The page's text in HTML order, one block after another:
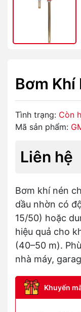
Bơm Khí
Tình trạng: Còn
Mã sản phẩm:
Liên hệ
Bơm khí nén
dầu nhờn có
15/50) hoặc
hiệu quả cho
(40–50 m).
nhà máy,
Khuyến